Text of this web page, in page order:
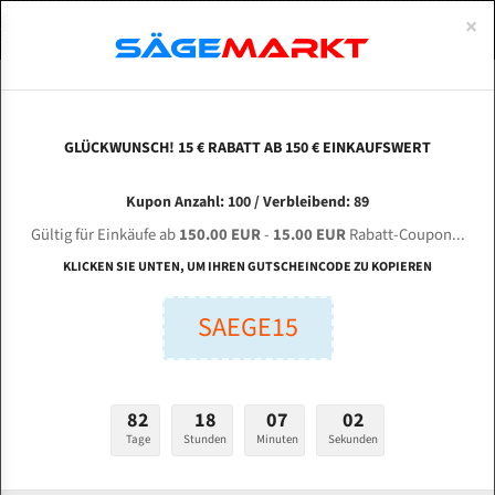
SHANGHAI DAVIS Industry Manufacture Group
H-40/60 für 4700 mm Bi-Metall Bandsägeblätter
Länge (mm):
Stärken + Zahnteilung:
mm
ABOUTS
ENGLISH
Bi-Metall Meterware
Fleischerei Bandsägeblätter
Bandmesser Glatt Meterware
Konvex Meterware
×
GLÜCKWUNSCH! 15 € RABATT AB 150 € EINKAUFSWERT
Kupon Anzahl: 100 / Verbleibend: 89
Gültig für Einkäufe ab150.00 EUR- 15.00 EURRabatt-Coupon...
KLICKEN SIE UNTEN, UM IHREN GUTSCHEINCODE ZU KOPIEREN
SAEGE15
82
Tage
18
Stunden
07
Minuten
01
Sekunden